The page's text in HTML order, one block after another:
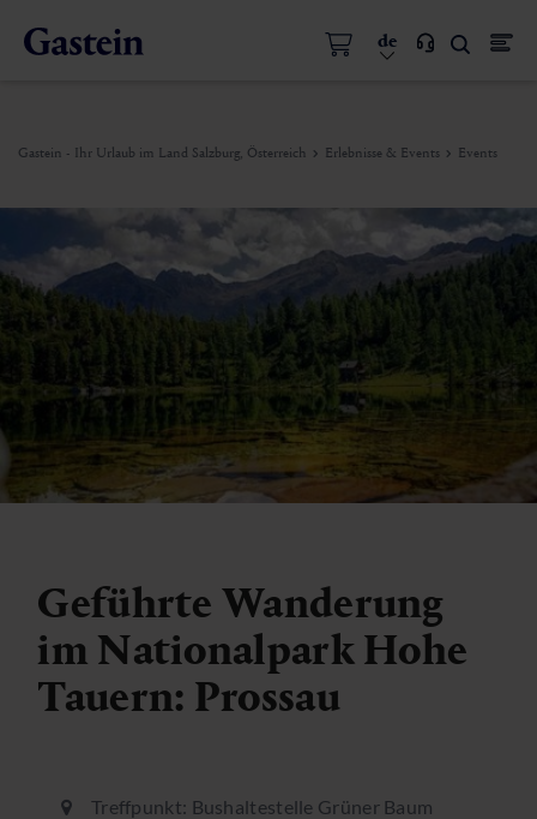
de
Gastein - Ihr Urlaub im Land Salzburg, Österreich Erlebnisse & Events Events
Geführte Wanderung
im Nationalpark Hohe
Tauern: Prossau
Treffpunkt: Bushaltestelle Grüner Baum